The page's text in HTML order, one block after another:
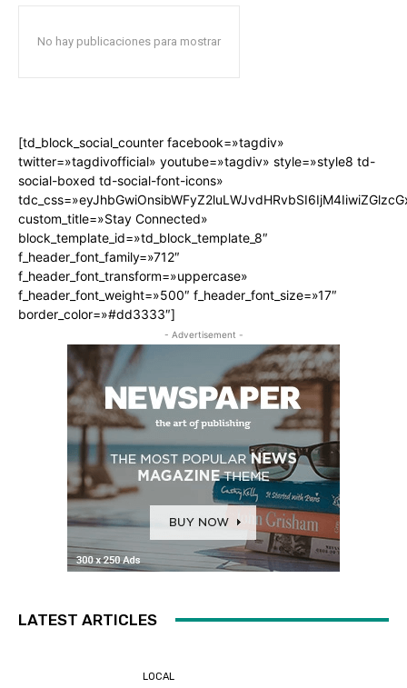
No hay publicaciones para mostrar
[td_block_social_counter facebook=»tagdiv»
twitter=»tagdivofficial» youtube=»tagdiv» style=»style8 td-
social-boxed td-social-font-icons»
custom_title=»Stay Connected»
block_template_id=»td_block_template_8″
f_header_font_family=»712″
f_header_font_transform=»uppercase»
f_header_font_weight=»500″ f_header_font_size=»17″
border_color=»#dd3333″]
- Advertisement -
LATEST ARTICLES
LOCAL